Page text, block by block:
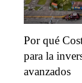
Por qué
para la
avanzados